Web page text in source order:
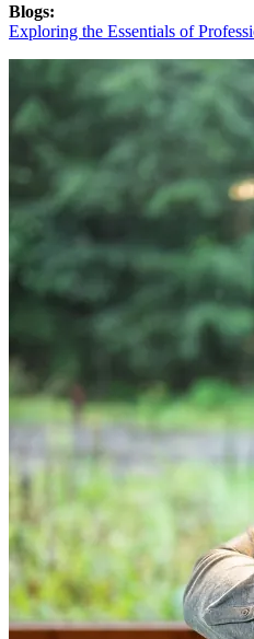
Blogs:
Exploring the Essentials of